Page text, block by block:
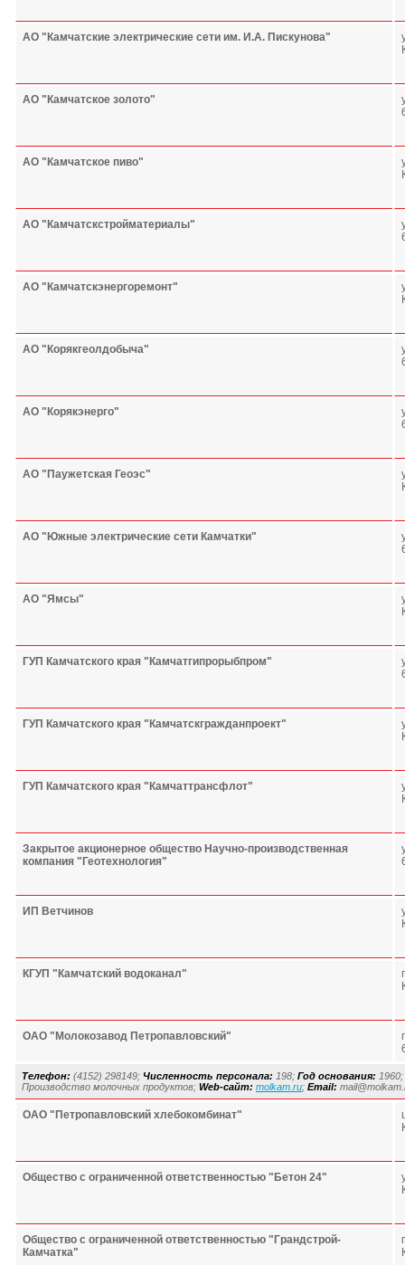
АО "Камчатские электрические сети им. И.А. Пискунова"
АО "Камчатское золото"
АО "Камчатское пиво"
АО "Камчатскстройматериалы"
АО "Камчатскэнергоремонт"
АО "Корякгеолдобыча"
АО "Корякэнерго"
АО "Паужетская Геоэс"
АО "Южные электрические сети Камчатки"
АО "Ямсы"
ГУП Камчатского края "Камчатгипрорыбпром"
ГУП Камчатского края "Камчатскгражданпроект"
ГУП Камчатского края "Камчаттрансфлот"
Закрытое акционерное общество Научно-производственная
компания "Геотехнология"
ИП Ветчинов
КГУП "Камчатский водоканал"
ОАО "Молокозавод Петропавловский"
Телефон: (4152) 298149; Численность персонала: 198; Год основания: 1960;
Производство молочных продуктов; Web-сайт: molkam.ru; Email:
ОАО "Петропавловский хлебокомбинат"
Общество с ограниченной ответственностью "Бетон 24"
Общество с ограниченной ответственностью "Грандстрой-
Камчатка"